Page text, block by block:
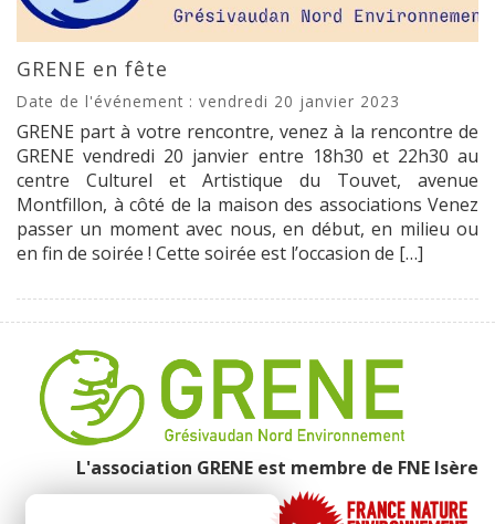
GRENE en fête
Date de l'événement : vendredi 20 janvier 2023
GRENE part à votre rencontre, venez à la rencontre de
GRENE vendredi 20 janvier entre 18h30 et 22h30 au
centre Culturel et Artistique du Touvet, avenue
Montfillon, à côté de la maison des associations Venez
passer un moment avec nous, en début, en milieu ou
en fin de soirée ! Cette soirée est l’occasion de […]
L'association GRENE est membre de FNE Isère